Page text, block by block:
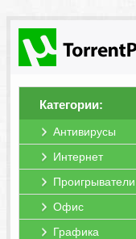
Категории:
Антивирусы
Интернет
Проигрыватели
Офис
Графика